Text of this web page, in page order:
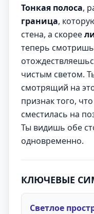
Тонкая полоса,
граница,
стена, а скорее
теперь
чистым светом.
смотрящий на
признак того,
сместилась на
Ты видишь обе
одновременно.
КЛЮЧЕВЫЕ
Светлое